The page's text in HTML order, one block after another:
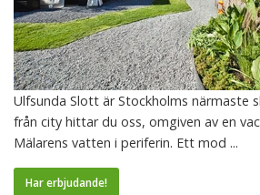
Ulfsunda Slott är Stockholms närmaste
från city hittar du oss, omgiven av en
Mälarens vatten i periferin. Ett mod ...
Har erbjudande!